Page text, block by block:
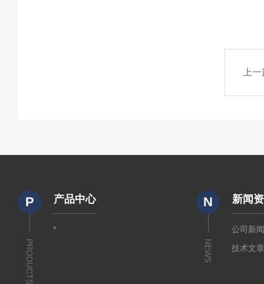
上
P
PRODUCTS
产品中心
*
N
NEWS
新闻
公司新
技术文